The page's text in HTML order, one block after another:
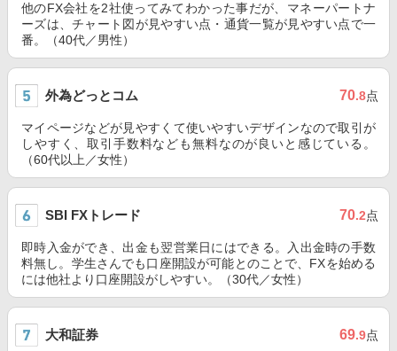
他のFX会社を2社使ってみてわかった事だが、マネーパートナ
ーズは、チャート図が見やすい点・通貨一覧が見やすい点で一
番。（40代／男性）
外為どっとコム 70.8点
マイページなどが見やすくて使いやすいデザインなので取引が
しやすく、取引手数料なども無料なのが良いと感じている。
（60代以上／女性）
SBI FXトレード 70.2点
即時入金ができ、出金も翌営業日にはできる。入出金時の手数
料無し。学生さんでも口座開設が可能とのことで、FXを始める
には他社より口座開設がしやすい。（30代／女性）
大和証券 69.9点